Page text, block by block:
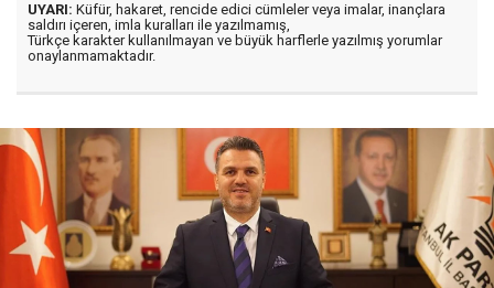
UYARI: Küfür, hakaret, rencide edici cümleler veya imalar, inançlara
saldırı içeren, imla kuralları ile yazılmamış,
Türkçe karakter kullanılmayan ve büyük harflerle yazılmış yorumlar
onaylanmamaktadır.